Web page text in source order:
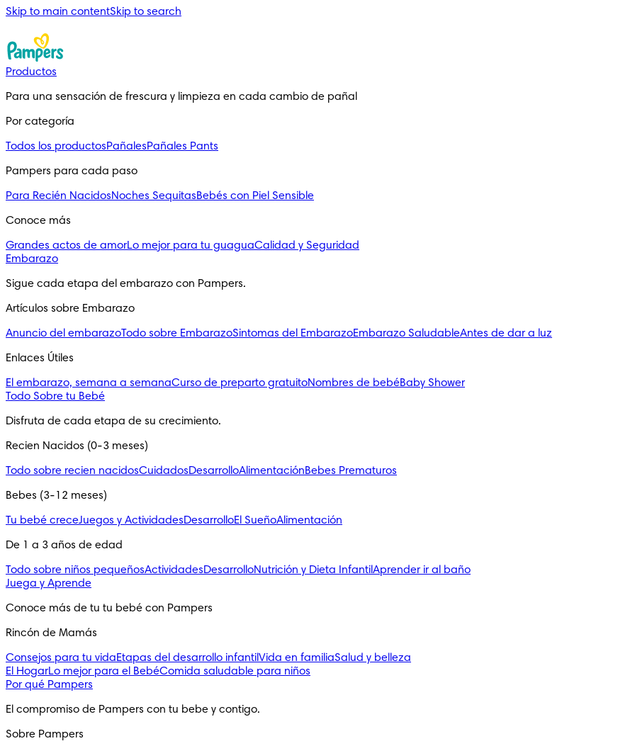
Skip to main contentSkip to search
Productos
Para una sensación de frescura y limpieza en cada cambio de pañal
Por categoría
Todos los productosPañalesPañales Pants
Pampers para cada paso
Para Recién NacidosNoches SequitasBebés con Piel Sensible
Conoce más
Grandes actos de amorLo mejor para tu guaguaCalidad y Seguridad
Embarazo
Sigue cada etapa del embarazo con Pampers.
Artículos sobre Embarazo
Anuncio del embarazoTodo sobre EmbarazoSintomas del EmbarazoEmbarazo SaludableAntes de dar a luz
Enlaces Útiles
El embarazo, semana a semanaCurso de preparto gratuitoNombres de bebéBaby Shower
Todo Sobre tu Bebé
Disfruta de cada etapa de su crecimiento.
Recien Nacidos (0-3 meses)
Todo sobre recien nacidosCuidadosDesarrolloAlimentaciónBebes Prematuros
Bebes (3-12 meses)
Tu bebé creceJuegos y ActividadesDesarrolloEl SueñoAlimentación
De 1 a 3 años de edad
Todo sobre niños pequeñosActividadesDesarrolloNutrición y Dieta InfantilAprender ir al baño
Juega y Aprende
Conoce más de tu tu bebé con Pampers
Rincón de Mamás
Consejos para tu vidaEtapas del desarrollo infantilVida en familiaSalud y belleza
El HogarLo mejor para el BebéComida saludable para niños
Por qué Pampers
El compromiso de Pampers con tu bebe y contigo.
Sobre Pampers